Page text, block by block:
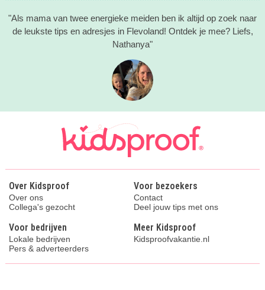
"Als mama van twee energieke meiden ben ik altijd op zoek naar
de leukste tips en adresjes in Flevoland! Ontdek je mee? Liefs,
Nathanya"
Over Kidsproof
Over ons
Collega's gezocht
Voor bezoekers
Contact
Deel jouw tips met ons
Voor bedrijven
Lokale bedrijven
Pers & adverteerders
Meer Kidsproof
Kidsproofvakantie.nl